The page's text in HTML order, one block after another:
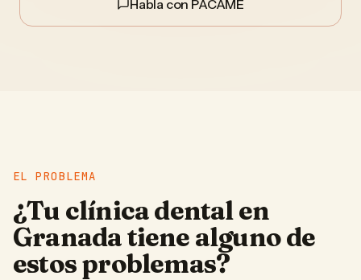
Habla con PACAME
EL PROBLEMA
¿Tu clínica dentalen
Granadatiene alguno de
estos problemas?